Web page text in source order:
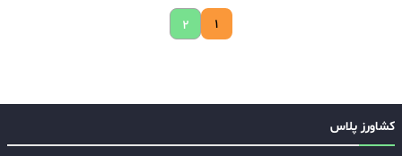
۱ ۲
کشاورز پلاس